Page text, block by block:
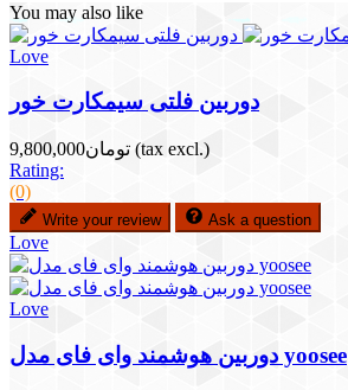
You may also like
Love
دوربین فلتی سیمکارت خور
تومان9,800,000 (tax excl.)
Rating:
(0)
Write your review Ask a question
Love
Love
دوربین هوشمند وای فای مدل yoosee